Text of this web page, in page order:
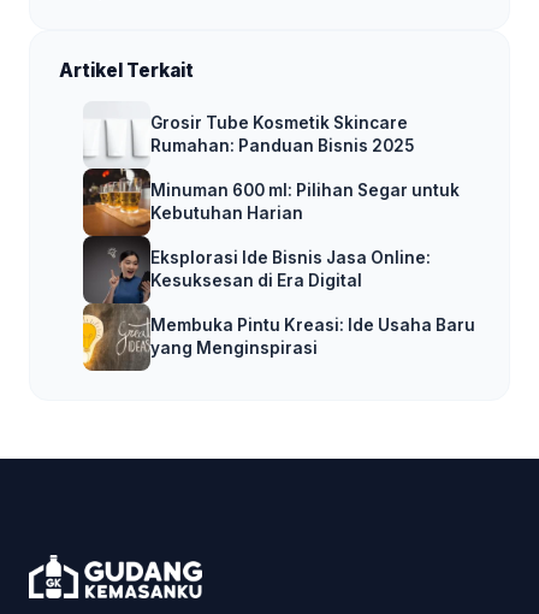
Artikel Terkait
Grosir Tube Kosmetik Skincare
Rumahan: Panduan Bisnis 2025
Minuman 600 ml: Pilihan Segar untuk
Kebutuhan Harian
Eksplorasi Ide Bisnis Jasa Online:
Kesuksesan di Era Digital
Membuka Pintu Kreasi: Ide Usaha Baru
yang Menginspirasi